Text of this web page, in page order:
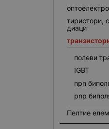
тиристори,
диаци
полеви
IGBT
npn
pnp
Пелтие